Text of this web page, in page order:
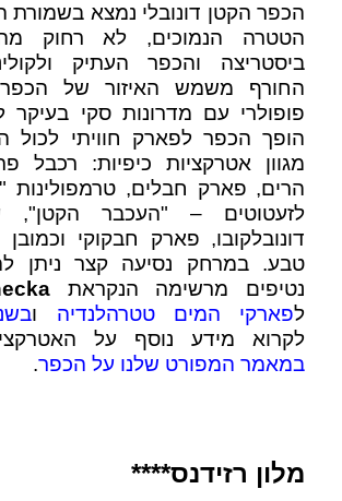
הכפר הקטן דונובלי נמצא
הטטרה הנמוכים, לא רחוק
ביסטריצה והכפר העתיק
החורף משמש האיזור של
פופולרי עם מדרונות סקי בעיקר
הופך הכפר לפארק חוויתי
מגוון אטרקציות כיפיות: רכבל
הרים, פארק חבלים, טרמפולינות
לזעטוטים – "העכבר הקטן",
דונובלקובו, פארק חבקוקי וכמובן
טבע. במרחק נסיעה קצר ניתן
נטיפים מרשימה הנקראת
לפארקי המים טטרהלנדיה ו
לקרוא מידע נוסף על
במאמר המפורט שלנו על הכפר.
מלון רזידנס****